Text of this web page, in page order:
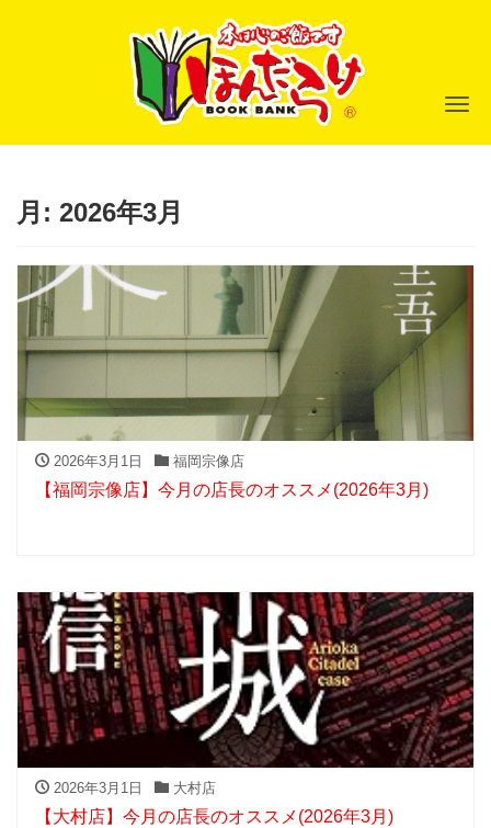
ナ
月: 2026年3月
2026年3月1日 福岡宗像店
【福岡宗像店】今月の店長のオススメ(2026年3月)
2026年3月1日 大村店
【大村店】今月の店長のオススメ(2026年3月)